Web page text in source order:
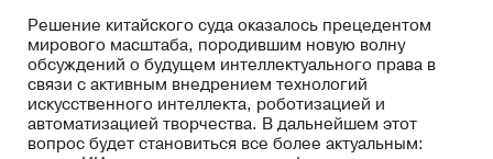
Решение китайского суда оказалось прецедентом
мирового масштаба, породившим новую волну
обсуждений о будущем интеллектуального права в
связи с активным внедрением технологий
искусственного интеллекта, роботизацией и
автоматизацией творчества. В дальнейшем этот
вопрос будет становиться все более актуальным: